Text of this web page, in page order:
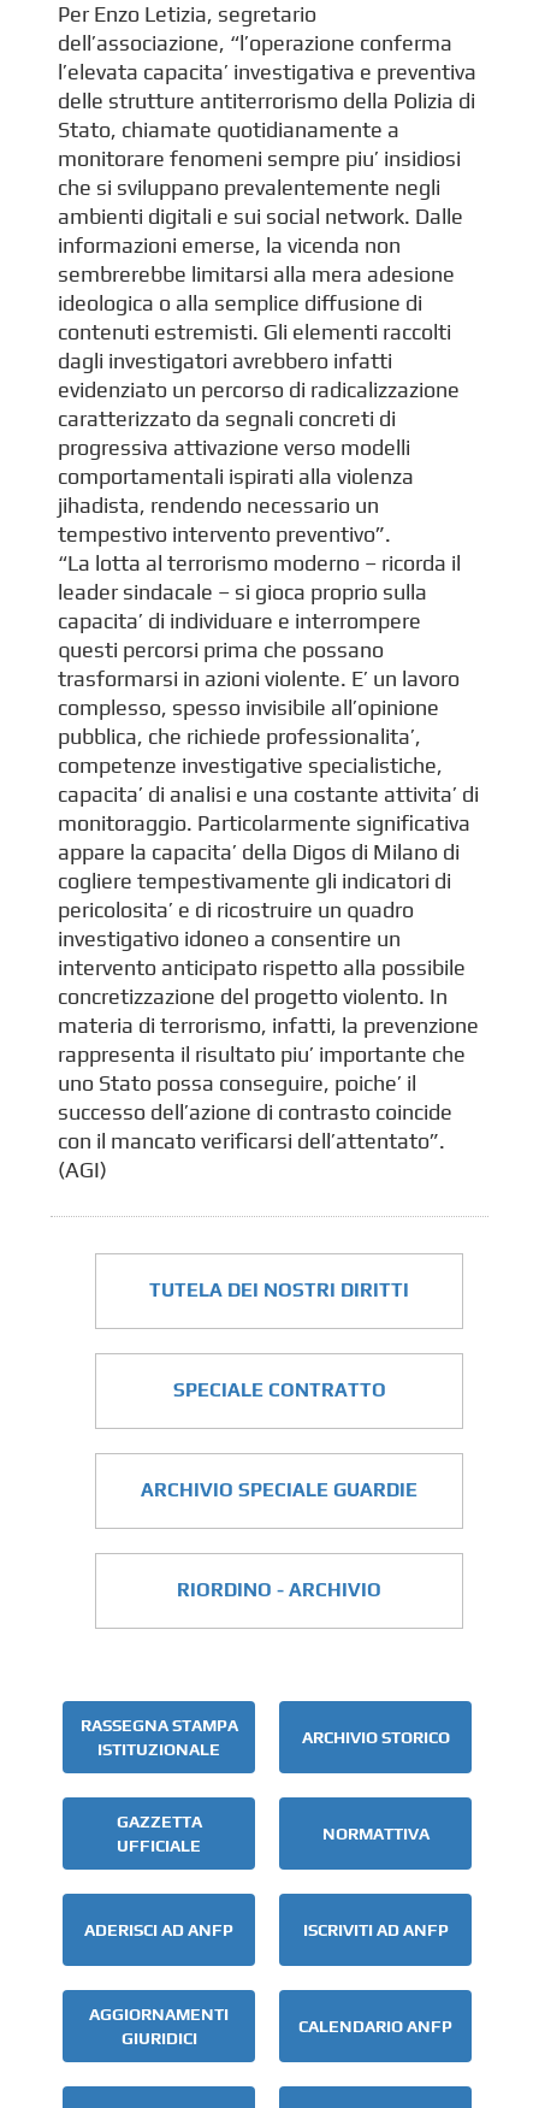
Per Enzo Letizia, segretario
dell’associazione, “l’operazione conferma
l’elevata capacita’ investigativa e preventiva
delle strutture antiterrorismo della Polizia di
Stato, chiamate quotidianamente a
monitorare fenomeni sempre piu’ insidiosi
che si sviluppano prevalentemente negli
ambienti digitali e sui social network. Dalle
informazioni emerse, la vicenda non
sembrerebbe limitarsi alla mera adesione
ideologica o alla semplice diffusione di
contenuti estremisti. Gli elementi raccolti
dagli investigatori avrebbero infatti
evidenziato un percorso di radicalizzazione
caratterizzato da segnali concreti di
progressiva attivazione verso modelli
comportamentali ispirati alla violenza
jihadista, rendendo necessario un
tempestivo intervento preventivo”.
“La lotta al terrorismo moderno – ricorda il
leader sindacale – si gioca proprio sulla
capacita’ di individuare e interrompere
questi percorsi prima che possano
trasformarsi in azioni violente. E’ un lavoro
complesso, spesso invisibile all’opinione
pubblica, che richiede professionalita’,
competenze investigative specialistiche,
capacita’ di analisi e una costante attivita’ di
monitoraggio. Particolarmente significativa
appare la capacita’ della Digos di Milano di
cogliere tempestivamente gli indicatori di
pericolosita’ e di ricostruire un quadro
investigativo idoneo a consentire un
intervento anticipato rispetto alla possibile
concretizzazione del progetto violento. In
materia di terrorismo, infatti, la prevenzione
rappresenta il risultato piu’ importante che
uno Stato possa conseguire, poiche’ il
successo dell’azione di contrasto coincide
con il mancato verificarsi dell’attentato”.
(AGI)
TUTELA DEI NOSTRI DIRITTI
SPECIALE CONTRATTO
ARCHIVIO SPECIALE GUARDIE
RIORDINO - ARCHIVIO
RASSEGNA STAMPA
ISTITUZIONALE
ARCHIVIO STORICO
GAZZETTA
UFFICIALE
NORMATTIVA
ADERISCI AD ANFP ISCRIVITI AD ANFP
AGGIORNAMENTI
GIURIDICI
CALENDARIO ANFP